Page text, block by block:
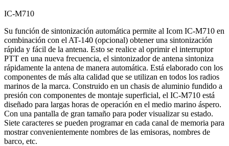
IC-M710
Su función de sintonización automática permite al Icom IC-M710 en
combinación con el AT-140 (opcional) obtener una sintonización
rápida y fácil de la antena. Esto se realice al oprimir el interruptor
PTT en una nueva frecuencia, el sintonizador de antena sintoniza
rápidamente la antena de manera automática. Está elaborado con los
componentes de más alta calidad que se utilizan en todos los radios
marinos de la marca. Construido en un chasis de aluminio fundido a
presión con componentes de montaje superficial, el IC-M710 está
diseñado para largas horas de operación en el medio marino áspero.
Con una pantalla de gran tamaño para poder visualizar su estado.
Siete caracteres se pueden programar en cada canal de memoria para
mostrar convenientemente nombres de las emisoras, nombres de
barco, etc.